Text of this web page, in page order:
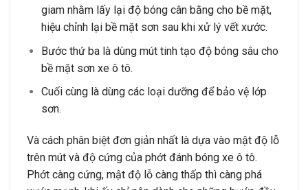
giam nhằm lấy lại độ bóng cân bằng cho bề mặt,
hiệu chỉnh lại bề mặt sơn sau khi xử lý vết xước.
Bước thứ ba là dùng mút tinh tạo độ bóng sâu cho
bề mặt sơn xe ô tô.
Cuối cùng là dùng các loại dưỡng để bảo vệ lớp
sơn.
Và cách phân biệt đơn giản nhất là dựa vào mật độ lỗ
trên mút và độ cứng của phớt đánh bóng xe ô tô.
Phớt càng cứng, mật độ lỗ càng thấp thì càng phá